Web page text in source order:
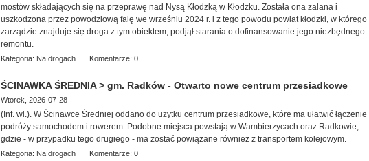
mostów składających się na przeprawę nad Nysą Kłodzką w Kłodzku. Została ona zalana i
uszkodzona przez powodziową falę we wrześniu 2024 r. i z tego powodu powiat kłodzki, w którego
zarządzie znajduje się droga z tym obiektem, podjął starania o dofinansowanie jego niezbędnego
remontu.
Kategoria: Na drogach Komentarze: 0
ŚCINAWKA ŚREDNIA > gm. Radków - Otwarto nowe centrum przesiadkowe
Wtorek, 2026-07-28
(Inf. wł.). W Ścinawce Średniej oddano do użytku centrum przesiadkowe, które ma ułatwić łączenie
podróży samochodem i rowerem. Podobne miejsca powstają w Wambierzycach oraz Radkowie,
gdzie - w przypadku tego drugiego - ma zostać powiązane również z transportem kolejowym.
Kategoria: Na drogach Komentarze: 0